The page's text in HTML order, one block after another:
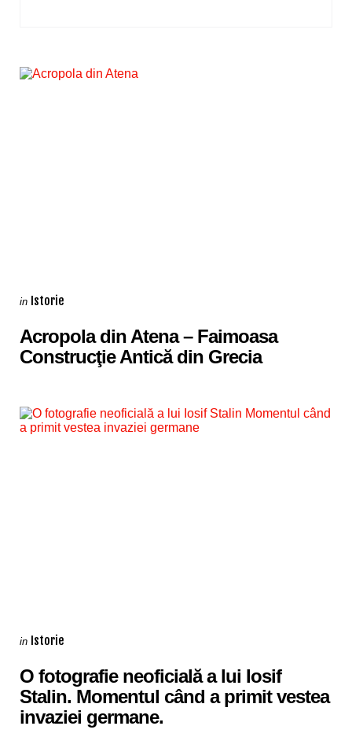
Categories
Posted
in Istorie
Acropola din Atena – Faimoasa
Construcţie Antică din Grecia
Categories
Posted
in Istorie
O fotografie neoficială a lui Iosif
Stalin. Momentul când a primit vestea
invaziei germane.